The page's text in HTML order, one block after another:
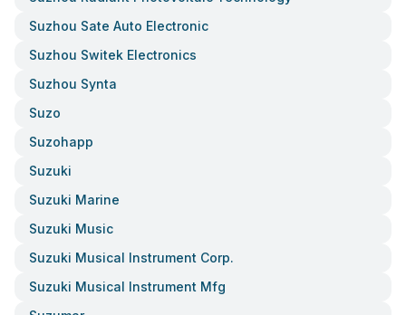
Suzhou Sate Auto Electronic
Suzhou Switek Electronics
Suzhou Synta
Suzo
Suzohapp
Suzuki
Suzuki Marine
Suzuki Music
Suzuki Musical Instrument Corp.
Suzuki Musical Instrument Mfg